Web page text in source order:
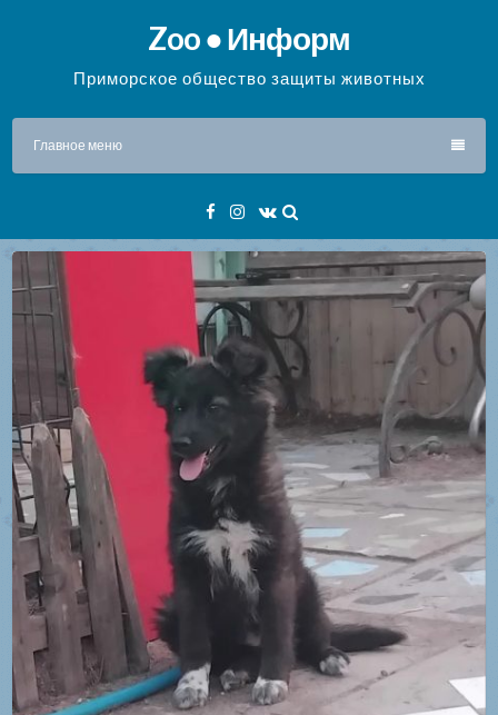
содержимому
Zoo ● Информ
Приморское общество защиты животных
Главное меню
Facebook
Instagram
VK